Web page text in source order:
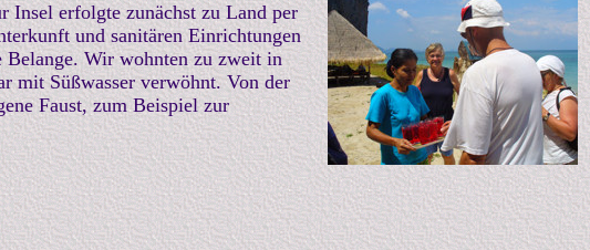
Insel erfolgte zunächst zu Land per
und sanitären Einrichtungen
Belange. Wir wohnten zu zweit in
mit Süßwasser verwöhnt. Von der
Faust, zum Beispiel zur